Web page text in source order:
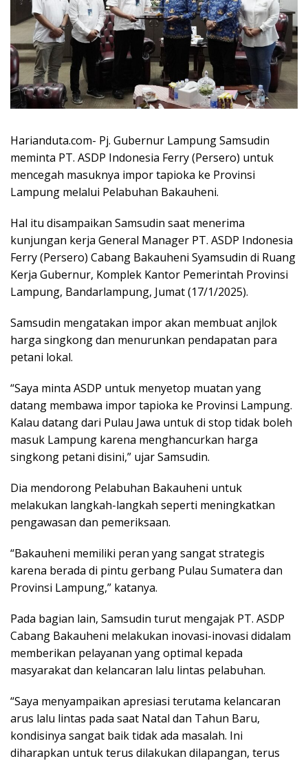
Harianduta.com- Pj. Gubernur Lampung Samsudin
meminta PT. ASDP Indonesia Ferry (Persero) untuk
mencegah masuknya impor tapioka ke Provinsi
Lampung melalui Pelabuhan Bakauheni.
Hal itu disampaikan Samsudin saat menerima
kunjungan kerja General Manager PT. ASDP Indonesia
Ferry (Persero) Cabang Bakauheni Syamsudin di Ruang
Kerja Gubernur, Komplek Kantor Pemerintah Provinsi
Lampung, Bandarlampung, Jumat (17/1/2025).
Samsudin mengatakan impor akan membuat anjlok
harga singkong dan menurunkan pendapatan para
petani lokal.
“Saya minta ASDP untuk menyetop muatan yang
datang membawa impor tapioka ke Provinsi Lampung.
Kalau datang dari Pulau Jawa untuk di stop tidak boleh
masuk Lampung karena menghancurkan harga
singkong petani disini,” ujar Samsudin.
Dia mendorong Pelabuhan Bakauheni untuk
melakukan langkah-langkah seperti meningkatkan
pengawasan dan pemeriksaan.
“Bakauheni memiliki peran yang sangat strategis
karena berada di pintu gerbang Pulau Sumatera dan
Provinsi Lampung,” katanya.
Pada bagian lain, Samsudin turut mengajak PT. ASDP
Cabang Bakauheni melakukan inovasi-inovasi didalam
memberikan pelayanan yang optimal kepada
masyarakat dan kelancaran lalu lintas pelabuhan.
“Saya menyampaikan apresiasi terutama kelancaran
arus lalu lintas pada saat Natal dan Tahun Baru,
kondisinya sangat baik tidak ada masalah. Ini
diharapkan untuk terus dilakukan dilapangan, terus